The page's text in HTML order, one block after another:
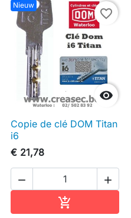
Nieuw

favorite_border
Copie de clé DOM Titan
i6
€ 21,78
 
